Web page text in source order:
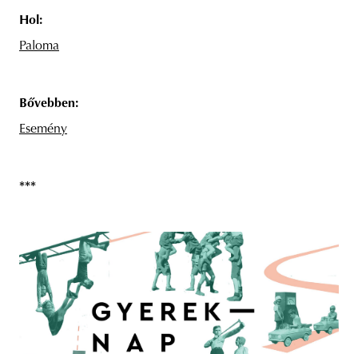
Hol:
Paloma
Bővebben:
Esemény
***